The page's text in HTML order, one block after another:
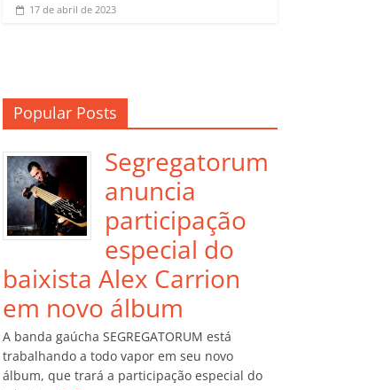
17 de abril de 2023
Popular Posts
Segregatorum
anuncia
participação
especial do
baixista Alex Carrion
em novo álbum
A banda gaúcha SEGREGATORUM está
trabalhando a todo vapor em seu novo
álbum, que trará a participação especial do